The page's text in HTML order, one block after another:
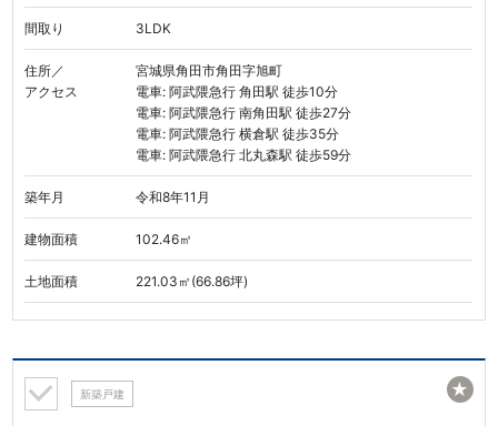
間取り 3LDK
住所／
アクセス
宮城県角田市角田字旭町
電車: 阿武隈急行 角田駅 徒歩10分
電車: 阿武隈急行 南角田駅 徒歩27分
電車: 阿武隈急行 横倉駅 徒歩35分
電車: 阿武隈急行 北丸森駅 徒歩59分
築年月 令和8年11月
建物面積 102.46㎡
土地面積 221.03㎡(66.86坪)
新築戸建 ★